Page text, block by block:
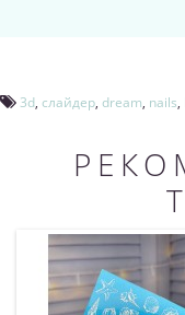
3d, слайдер, dream, nails,